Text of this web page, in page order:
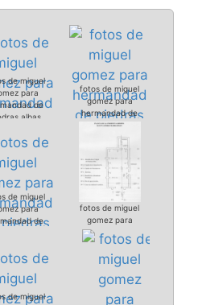
de miguel
para
de
albas
fotos de miguel
gomez para
hermandad de
piedras albas
029.jpg
de miguel
para
de
fotos de miguel
gomez para
hermandad de
piedras albas
032.jpg
de miguel